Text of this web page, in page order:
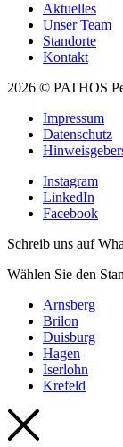
Aktuelles
Unser Team
Standorte
Kontakt
2026 © PATHOS
Impressum
Datenschutz
Instagram
LinkedIn
Facebook
Schreib uns auf
Wählen Sie den
Arnsberg
Brilon
Duisburg
Hagen
Iserlohn
Krefeld